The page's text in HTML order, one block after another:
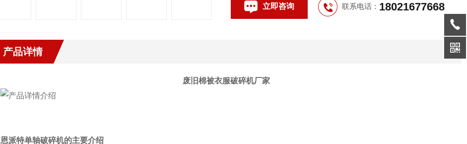
立即咨询 联系电话： 18021677668
产品详情
废旧棉被衣服破碎机厂家
恩派特单轴破碎机的主要介绍